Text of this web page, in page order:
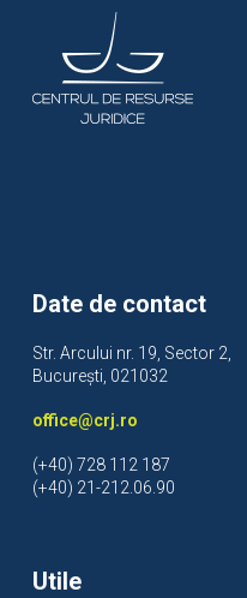
Date de contact
Str. Arcului nr. 19, Sector 2,
București, 021032
office@crj.ro
(+40) 728 112 187
(+40) 21-212.06.90
Utile